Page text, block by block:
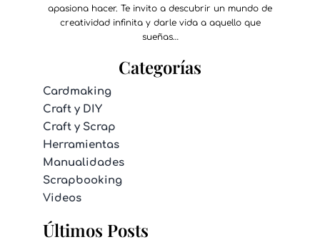
apasiona hacer. Te invito a descubrir un mundo de
creatividad infinita y darle vida a aquello que
sueñas…
Categorías
Cardmaking
Craft y DIY
Craft y Scrap
Herramientas
Manualidades
Scrapbooking
Videos
Últimos Posts